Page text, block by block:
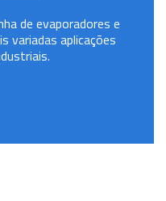
de evaporadores e
variadas aplicações